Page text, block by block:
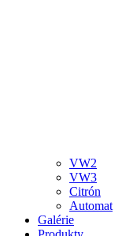
VW2
VW3
Citrón
Automat
Galérie